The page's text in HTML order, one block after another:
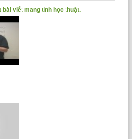
viết mang tính học thuật.